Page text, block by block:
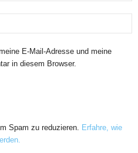
E-Mail-Adresse und meine
in diesem Browser.
Spam zu reduzieren.
Erfahre, wie